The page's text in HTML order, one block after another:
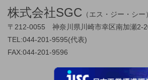
株式会社SGC （エス・ジー・シー）
〒212-0055 神奈川県川崎市幸区南加瀬2-
TEL:044-201-9595(代表)
FAX:044-201-9596